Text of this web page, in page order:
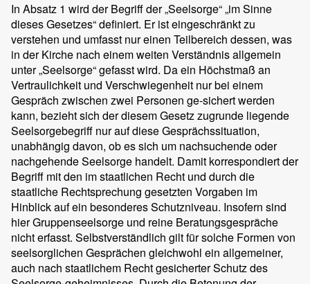
In Absatz 1 wird der Begriff der „Seelsorge“ „im Sinne
dieses Gesetzes“ definiert. Er ist eingeschränkt zu
verstehen und umfasst nur einen Teilbereich dessen, was
in der Kirche nach einem weiten Verständnis allgemein
unter „Seelsorge“ gefasst wird. Da ein Höchstmaß an
Vertraulichkeit und Verschwiegenheit nur bei einem
Gespräch zwischen zwei Personen ge-sichert werden
kann, bezieht sich der diesem Gesetz zugrunde liegende
Seelsorgebegriff nur auf diese Gesprächssituation,
unabhängig davon, ob es sich um nachsuchende oder
nachgehende Seelsorge handelt. Damit korrespondiert der
Begriff mit den im staatlichen Recht und durch die
staatliche Rechtsprechung gesetzten Vorgaben im
Hinblick auf ein besonderes Schutzniveau. Insofern sind
hier Gruppenseelsorge und reine Beratungsgespräche
nicht erfasst. Selbstverständlich gilt für solche Formen von
seelsorglichen Gesprächen gleichwohl ein allgemeiner,
auch nach staatlichem Recht gesicherter Schutz des